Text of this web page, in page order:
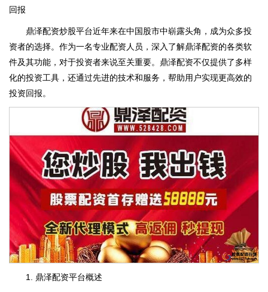
回报
鼎泽配资炒股平台近年来在中国股市中崭露头角，成为众多投
资者的选择。作为一名专业配资人员，深入了解鼎泽配资的各类软
件及其功能，对于投资者来说至关重要。鼎泽配资不仅提供了多样
化的投资工具，还通过先进的技术和服务，帮助用户实现更高效的
投资回报。
1. 鼎泽配资平台概述